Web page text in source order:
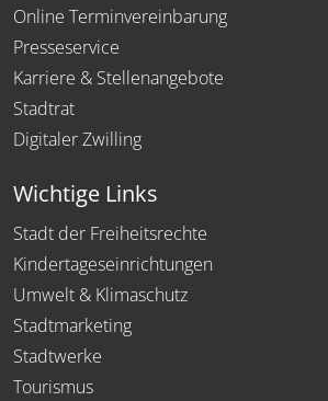
Online Terminvereinbarung
Presseservice
Karriere & Stellenangebote
Stadtrat
Digitaler Zwilling
Wichtige Links
Stadt der Freiheitsrechte
Kindertageseinrichtungen
Umwelt & Klimaschutz
Stadtmarketing
Stadtwerke
Tourismus